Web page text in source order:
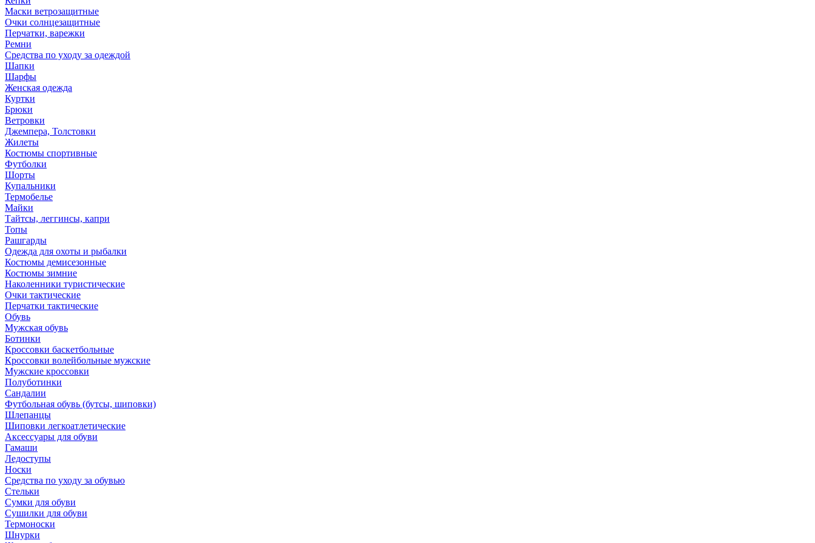
Маски ветрозащитные
Очки солнцезащитные
Перчатки, варежки
Ремни
Средства по уходу за одеждой
Шапки
Шарфы
Женская одежда
Куртки
Брюки
Ветровки
Джемпера, Толстовки
Жилеты
Костюмы спортивные
Футболки
Шорты
Купальники
Термобелье
Майки
Тайтсы, леггинсы, капри
Топы
Рашгарды
Одежда для охоты и рыбалки
Костюмы демисезонные
Костюмы зимние
Наколенники туристические
Очки тактические
Перчатки тактические
Обувь
Мужская обувь
Ботинки
Кроссовки баскетбольные
Кроссовки волейбольные мужские
Мужские кроссовки
Полуботинки
Сандалии
Футбольная обувь (бутсы, шиповки)
Шлепанцы
Шиповки легкоатлетические
Аксессуары для обуви
Гамаши
Ледоступы
Носки
Средства по уходу за обувью
Стельки
Сумки для обуви
Сушилки для обуви
Термоноски
Шнурки